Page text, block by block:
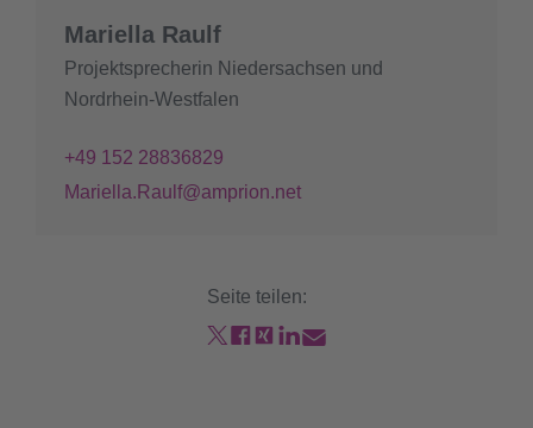
Mariella Raulf
Projektsprecherin Niedersachsen und
Nordrhein-Westfalen
+49 152 28836829
Mariella.Raulf@amprion.net
Seite teilen: